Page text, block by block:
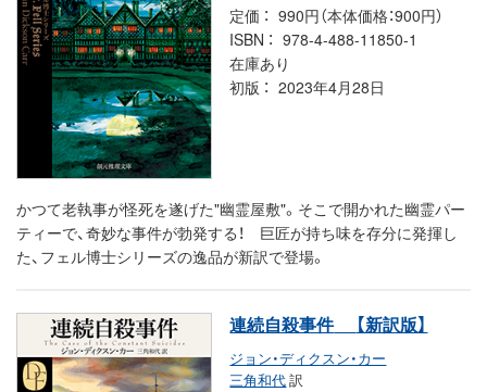
定価
990円（本体価格：900円）
ISBN
978-4-488-11850-1
在庫あり
初版
2023年4月28日
かつて老執事が怪死を遂げた"幽霊屋敷"。そこで開かれた幽霊パー
ティーで、奇妙な事件が勃発する！ 巨匠が持ち味を存分に発揮し
た、フェル博士シリーズの逸品が新訳で登場。
連続自殺事件 【新訳版】
ジョン・ディクスン・カー
三角和代訳